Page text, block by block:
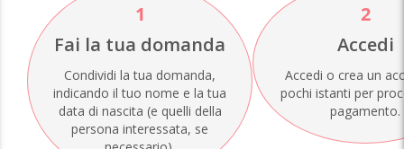
1
Fai la tua domanda
Condividi la tua domanda,
indicando il tuo nome e la tua
data di nascita (e quelli della
persona interessata, se
2
Accedi
Accedi o crea un
pochi istanti per
pagamento.